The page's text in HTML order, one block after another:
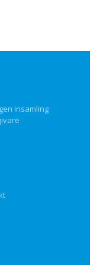
insamling